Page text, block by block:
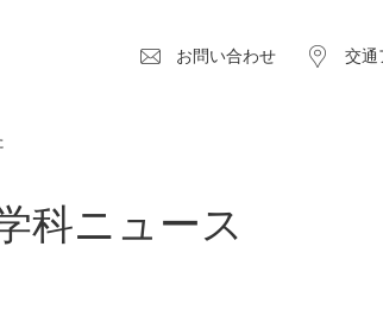
お問い合わせ 交通
科ニュース